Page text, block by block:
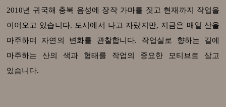
2010년 귀국해 충북 음성에 장작 가마를 짓고 현재까지 작업을
이어오고 있습니다. 도시에서 나고 자랐지만, 지금은 매일 산을
마주하며 자연의 변화를 관찰합니다. 작업실로 향하는 길에
마주하는 산의 색과 형태를 작업의 중요한 모티브로 삼고
있습니다.